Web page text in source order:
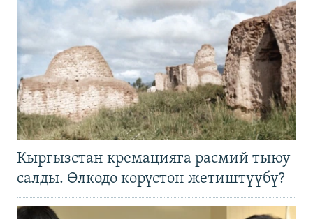
Кыргызстан кремацияга расмий тыюу
салды. Өлкөдө көрүстөн жетиштүүбү?